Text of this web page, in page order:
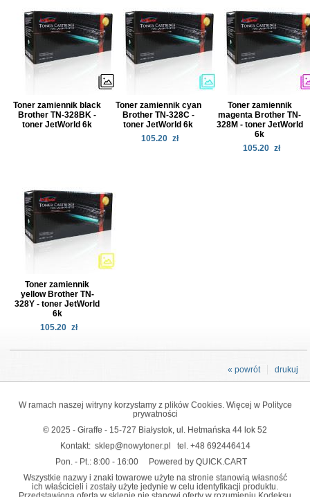
Toner zamiennik black
Brother TN-328BK -
toner JetWorld 6k
Toner zamiennik cyan
Brother TN-328C -
toner JetWorld 6k
105.20 zł
Toner zamiennik
magenta Brother TN-
328M - toner JetWorld
6k
105.20 zł
Toner zamiennik
yellow Brother TN-
328Y - toner JetWorld
6k
105.20 zł
drukuj
« powrót
W ramach naszej witryny korzystamy z plików Cookies. Więcej w Polityce
prywatności
© 2025 - Giraffe - 15-727 Białystok, ul. Hetmańska 44 lok 52
Kontakt: sklep@nowytoner.pl tel. +48 692446414
Pon. - Pt.: 8:00 - 16:00
Powered by QUICK.CART
Wszystkie nazwy i znaki towarowe użyte na stronie stanowią własność
ich właścicieli i zostały użyte jedynie w celu identyfikacji produktu.